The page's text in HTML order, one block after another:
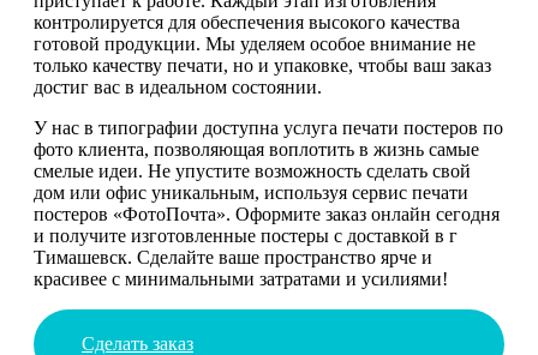
контролируется для обеспечения высокого качества
готовой продукции. Мы уделяем особое внимание не
только качеству печати, но и упаковке, чтобы ваш заказ
достиг вас в идеальном состоянии.
У нас в типографии доступна услуга печати постеров по
фото клиента, позволяющая воплотить в жизнь самые
смелые идеи. Не упустите возможность сделать свой
дом или офис уникальным, используя сервис печати
постеров «ФотоПочта». Оформите заказ онлайн сегодня
и получите изготовленные постеры с доставкой в г
Тимашевск. Сделайте ваше пространство ярче и
красивее с минимальными затратами и усилиями!
Сделать заказ